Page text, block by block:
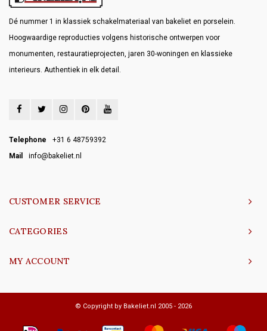
Dé nummer 1 in klassiek schakelmateriaal van bakeliet en porselein.
Hoogwaardige reproducties volgens historische ontwerpen voor
monumenten, restauratieprojecten, jaren 30-woningen en klassieke
interieurs. Authentiek in elk detail.
Telephone
+31 6 48759392
Mail
info@bakeliet.nl
CUSTOMER SERVICE
CATEGORIES
MY ACCOUNT
© Copyright by Bakeliet.nl 2005 - 2026